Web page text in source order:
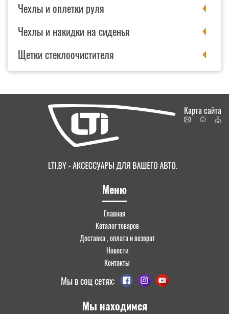
Чехлы и оплетки руля
Чехлы и накидки на сиденья
Щетки стеклоочистителя
Мы находимся
Меню
Главная
Каталог товаров
Доставка , оплата и возврат
Новости
Контакты
Мы в соц сетях:
Карта сайта